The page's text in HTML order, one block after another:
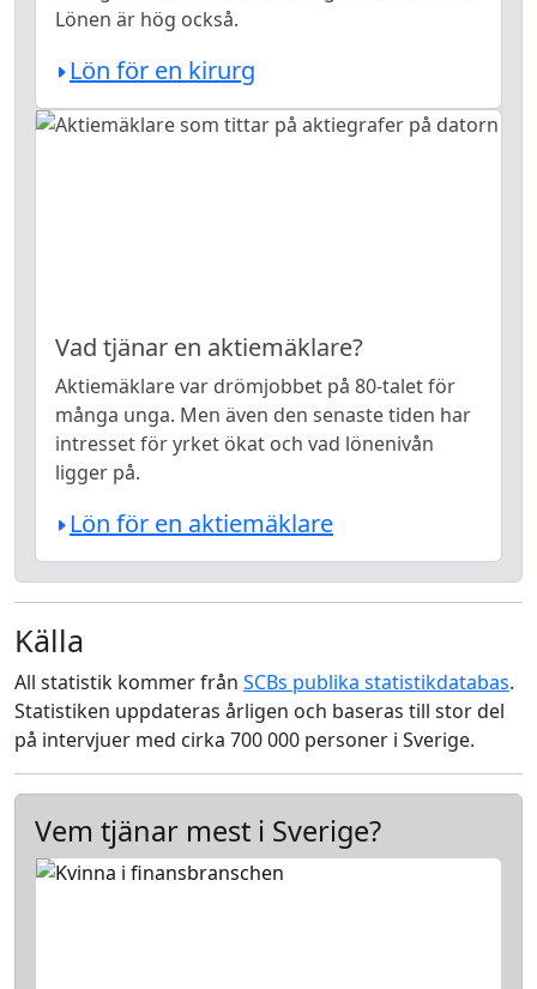
Lönen är hög också.
Lön för en kirurg
Vad tjänar en aktiemäklare?
Aktiemäklare var drömjobbet på 80-talet för
många unga. Men även den senaste tiden har
intresset för yrket ökat och vad lönenivån
ligger på.
Lön för en aktiemäklare
Källa
All statistik kommer från SCBs publika statistikdatabas.
Statistiken uppdateras årligen och baseras till stor del
på intervjuer med cirka 700 000 personer i Sverige.
Vem tjänar mest i Sverige?